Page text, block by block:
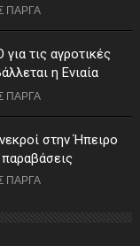
ΠΑΡΓΑ
τις αγροτικές
η Ενιαία
ΠΑΡΓΑ
στην Ήπειρο
ΠΑΡΓΑ